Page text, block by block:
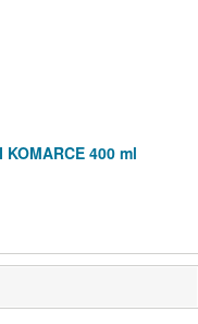
KOMARCE 400 ml